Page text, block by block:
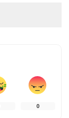
0